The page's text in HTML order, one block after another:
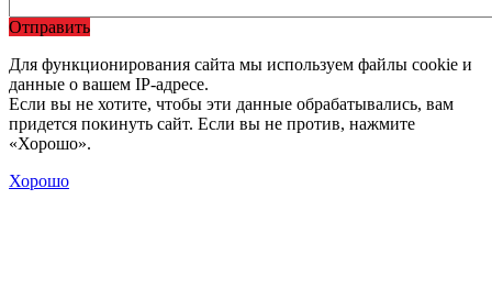
Отправить
Для функционирования сайта мы используем файлы cookie и
данные о вашем IP-адресе.
Если вы не хотите, чтобы эти данные обрабатывались, вам
придется покинуть сайт. Если вы не против, нажмите
«Хорошо».
Хорошо